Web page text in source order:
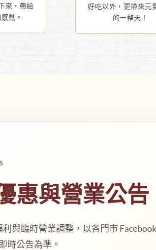
來，帶給
動。
好吃以外，更帶來元
的一整天！
惠與營業公告
與臨時營業調整，以各門市
時公告為準。